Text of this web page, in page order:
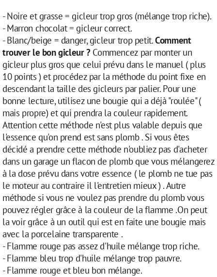
- Noire et grasse = gicleur trop gros (mélange trop riche).
- Marron chocolat = gicleur correct.
- Blanc/beige = danger, gicleur trop petit.Comment
trouver le bon gicleur ?Commencez par monter un
gicleur plus gros que celui prévu dans le manuel ( plus
10 points ) et procédez par la méthode du point fixe en
descendant la taille des gicleurs par palier. Pour une
bonne lecture, utilisez une bougie qui a déjà "roulée" (
mais propre) et qui prendra la couleur rapidement.
Attention cette méthode n'est plus valable depuis que
l'essence qu'on prend est sans plomb . Si vous êtes
décidé a prendre cette méthode n'oubliez pas d'acheter
dans un garage un flacon de plomb que vous mélangerez
à la dose prévu dans votre essence ( le plomb ne tue pas
le moteur au contraire il l'entretien mieux ) . Autre
méthode si vous ne voulez pas prendre du plomb vous
pouvez régler grâce à la couleur de la flamme .On peut
la voir grâce à un outil qui est en faite une bougie mais
avec la porcelaine transparente .
- Flamme rouge pas assez d'huile mélange trop riche.
- Flamme bleu trop d'huile mélange trop pauvre.
- Flamme rouge et bleu bon mélange.